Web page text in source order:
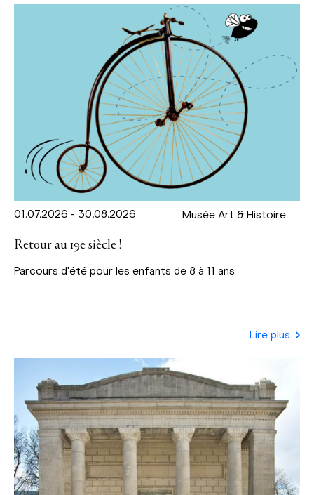
01.07.2026 - 30.08.2026 Musée Art & Histoire
Retour au 19e siècle !
Parcours d'été pour les enfants de 8 à 11 ans
Lire plus